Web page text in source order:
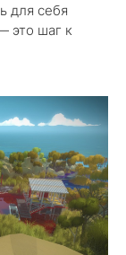
для себя
это шаг к